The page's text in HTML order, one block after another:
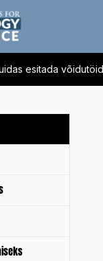
esitada võidutöid